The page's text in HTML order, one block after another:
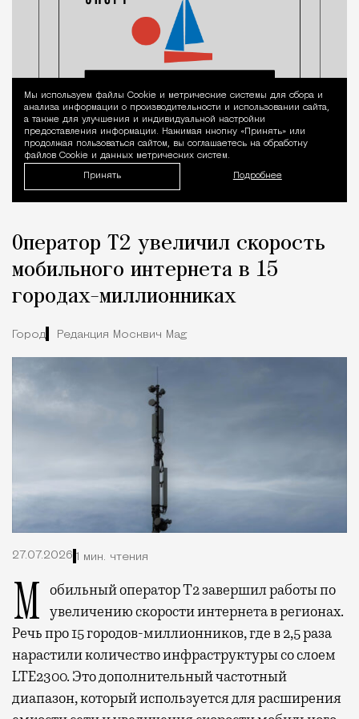
Уведомление
Мы используем файлы Сookie и метрические системы для сбора и
анализа информации о производительности и использовании сайта,
а также для улучшения и индивидуальной настройки
предоставления информации. Нажимая кнопку «Принять» или
продолжая пользоваться сайтом, вы соглашаетесь на обработку
файлов Cookie и данных метрических систем.
Принять Подробнее
Оператор Т2 увеличил скорость
мобильного интернета в 15
городах-миллионниках
Город Редакция Москвич Mag
27.07.2026 1 мин. чтения
Мобильный оператор Т2 завершил работы по увеличению скорости интернета в регионах.
Речь про 15 городов-миллионников, где в 2,5 раза
нарастили количество инфраструктуры со слоем
LTE2300. Это дополнительный частотный
диапазон, который используется для расширения